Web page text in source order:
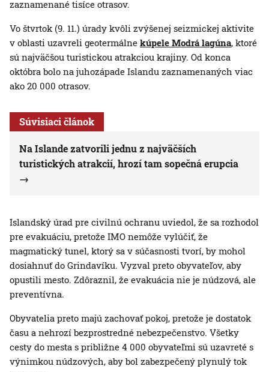
zaznamenané tisíce otrasov.
Vo štvrtok (9. 11.) úrady kvôli zvýšenej seizmickej aktivite
v oblasti uzavreli geotermálne kúpele Modrá lagúna, ktoré
sú najväčšou turistickou atrakciou krajiny. Od konca
októbra bolo na juhozápade Islandu zaznamenaných viac
ako 20 000 otrasov.
Súvisiaci článok
Na Islande zatvorili jednu z najväčších
turistických atrakcií, hrozí tam sopečná erupcia
Islandský úrad pre civilnú ochranu uviedol, že sa rozhodol
pre evakuáciu, pretože IMO nemôže vylúčiť, že
magmatický tunel, ktorý sa v súčasnosti tvorí, by mohol
dosiahnuť do Grindavíku. Vyzval preto obyvateľov, aby
opustili mesto. Zdôraznil, že evakuácia nie je núdzová, ale
preventívna.
Obyvatelia preto majú zachovať pokoj, pretože je dostatok
času a nehrozí bezprostredné nebezpečenstvo. Všetky
cesty do mesta s približne 4 000 obyvateľmi sú uzavreté s
výnimkou núdzových, aby bol zabezpečený plynulý tok